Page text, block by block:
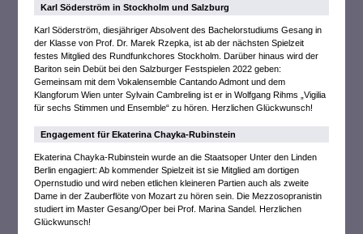
Karl Söderström in Stockholm und Salzburg
Karl Söderström, diesjähriger Absolvent des Bachelorstudiums Gesang in
der Klasse von Prof. Dr. Marek Rzepka, ist ab der nächsten Spielzeit
festes Mitglied des Rundfunkchores Stockholm. Darüber hinaus wird der
Bariton sein Debüt bei den Salzburger Festspielen 2022 geben:
Gemeinsam mit dem Vokalensemble Cantando Admont und dem
Klangforum Wien unter Sylvain Cambreling ist er in Wolfgang Rihms „Vigilia
für sechs Stimmen und Ensemble“ zu hören. Herzlichen Glückwunsch!
Engagement für Ekaterina Chayka-Rubinstein
Ekaterina Chayka-Rubinstein wurde an die Staatsoper Unter den Linden
Berlin engagiert: Ab kommender Spielzeit ist sie Mitglied am dortigen
Opernstudio und wird neben etlichen kleineren Partien auch als zweite
Dame in der Zauberflöte von Mozart zu hören sein. Die Mezzosopranistin
studiert im Master Gesang/Oper bei Prof. Marina Sandel. Herzlichen
Glückwunsch!